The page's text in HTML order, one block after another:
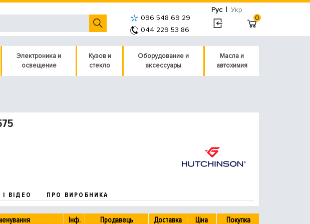
Рус | Укр
096 548 69 29
044 229 53 86
0
Электроника и
освещение
Кузов и
стекло
Оборудование и
аксессуары
Масла и
автохимия
ВІДЕО ПРО ВИРОБНИКА
Інф. Продавець Доставка Ціна Покупка